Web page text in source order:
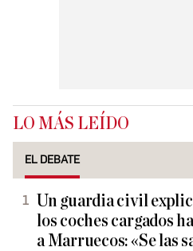
LO MÁS LEÍDO
EL DEBATE
Un guardia civil
los coches cargados
a Marruecos: «Se las